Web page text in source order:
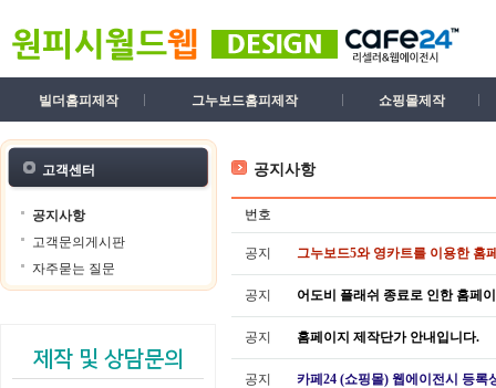
빌더홈피제작 그누보드홈피제작 쇼핑몰제작
고객센터
공지사항
고객문의게시판
자주묻는 질문
제작 및 상담문의
공지사항
번호
공지 그누보드5와 영카트를 이용한 홈
공지 어도비 플래쉬 종료로 인한 홈페
공지 홈페이지 제작단가 안내입니다.
공지 카페24 (쇼핑몰) 웹에이전시 등록